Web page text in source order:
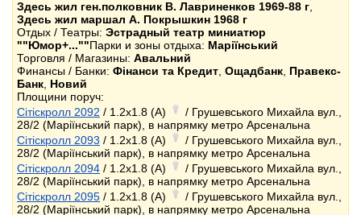
Здесь жил ген.полковник В. Лавриненков 1969-88 г
Здесь жил маршал А. Покрышкин 1968 г
Отдых / Театры: Эстрадный театр миниатюр
""Юмор+...""Парки и зоны отдыха: Маріїнський
Торговля / Магазины: Авальний
Финансы / Банки: Фінанси та Кредит Ощадбанк Правекс-
Банк Новий
Площини поруч:
Сітіскролл 2092 / 1.2x1.8 (A)
/ Грушевського Михайла вул.,
28/2 (Маріїнський парк), в напрямку метро Арсенальна
Сітіскролл 2093 / 1.2x1.8 (A)
/ Грушевського Михайла вул.,
28/2 (Маріїнський парк), в напрямку метро Арсенальна
Сітіскролл 2094 / 1.2x1.8 (A)
/ Грушевського Михайла вул.,
28/2 (Маріїнський парк), в напрямку метро Арсенальна
Сітіскролл 2095 / 1.2x1.8 (A)
/ Грушевського Михайла вул.,
28/2 (Маріїнський парк), в напрямку метро Арсенальна